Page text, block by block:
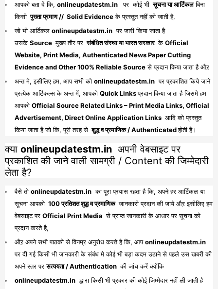
आपको बता दें कि, onlineupdatestm.in पर कोई भी सूचना या आर्टिकलबिना
किसी पुख्ता प्रमाण // Solid Evidenceके प्रस्तुत नहीं की जाती है,
जो भी आर्टिकल onlineupdatestm.in पर जारी किया जाता है
उसके Source मुख्य तौर पर संबंधित संस्था या भारत सरकार के Official
Website, Print Media, Authenticated News Paper Cutting
Evidence and Other 100% Reliable Sourceसे प्रदान किया जाता है औऱ
अन्त मे, इसीलिए हम, आप सभी को onlineupdatestm.in पर प्रकाशित किये जाने
प्रत्येक आर्टिकल्स के अन्त में, आपको Quick Linksप्रदान किया जाता है जिसमे हम
आपको Official Source Related Links – Print Media Links, Official
Advertisement, Direct Online Application Links आदि को प्रस्तुत
किया जाता है जो कि, पूरी तरह से शुद्ध व प्रमाणिक / Authenticatedहोती है।
क्या onlineupdatestm.in अपनी वेबसाइट पर
प्रकाशित की जाने वाली सामग्री / Content की जिम्मेदारी
लेता है?
वैसे तो onlineupdatestm.in का पूरा प्रयास रहता है कि, अपने हर आर्टिकल या
सूचना आपको 100 प्रतिशत शुद्ध व प्रमाणिक जानकारी प्रदान की जाये औऱ इसीलिए हम
वेबसाइट पर Official Print Media से प्राप्त जानकारी के आधार पर सूचना को
प्रदान करते है,
औऱ अपने सभी पाठको से विनम्र अनुरोध करते है कि, आपonlineupdatestm.in
पर दी गई किसी भी जानकारी के संबंध मे कोई भी बड़ा कदम उठाने से पहले उस खबरी की
अपने स्तर परसत्ययता / Authentication की जांच करें क्योंकि
onlineupdatestm.in द्धारा किसी भी प्रकार की कोई जिम्मेदार नहीं ली जाती है